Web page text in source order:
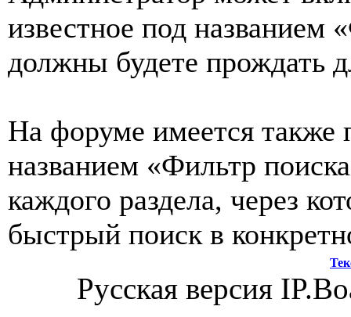
известное под названием
должны будете прождать
На форуме имеется также
названием «Фильтр
каждого раздела, через
быстрый поиск в
Русская версия